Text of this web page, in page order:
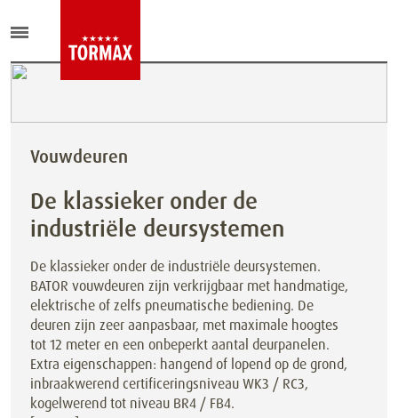
Vouwdeuren
De klassieker onder de
industriële deursystemen
De klassieker onder de industriële deursystemen.
BATOR vouwdeuren zijn verkrijgbaar met handmatige,
elektrische of zelfs pneumatische bediening. De
deuren zijn zeer aanpasbaar, met maximale hoogtes
tot 12 meter en een onbeperkt aantal deurpanelen.
Extra eigenschappen: hangend of lopend op de grond,
inbraakwerend certificeringsniveau WK3 / RC3,
kogelwerend tot niveau BR4 / FB4.